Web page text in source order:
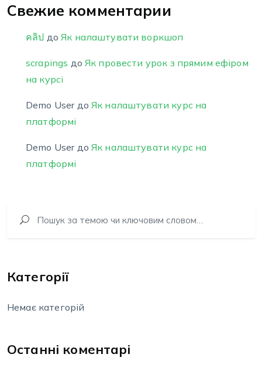
Свежие комментарии
คลิป доЯк налаштувати воркшоп
scrapings до Як провести урок з прямим ефіром
на курсі
Demo Userдо Як налаштувати курс на
платформі
Demo Userдо Як налаштувати курс на
платформі
Категорії
Немає категорій
Останні коментарі